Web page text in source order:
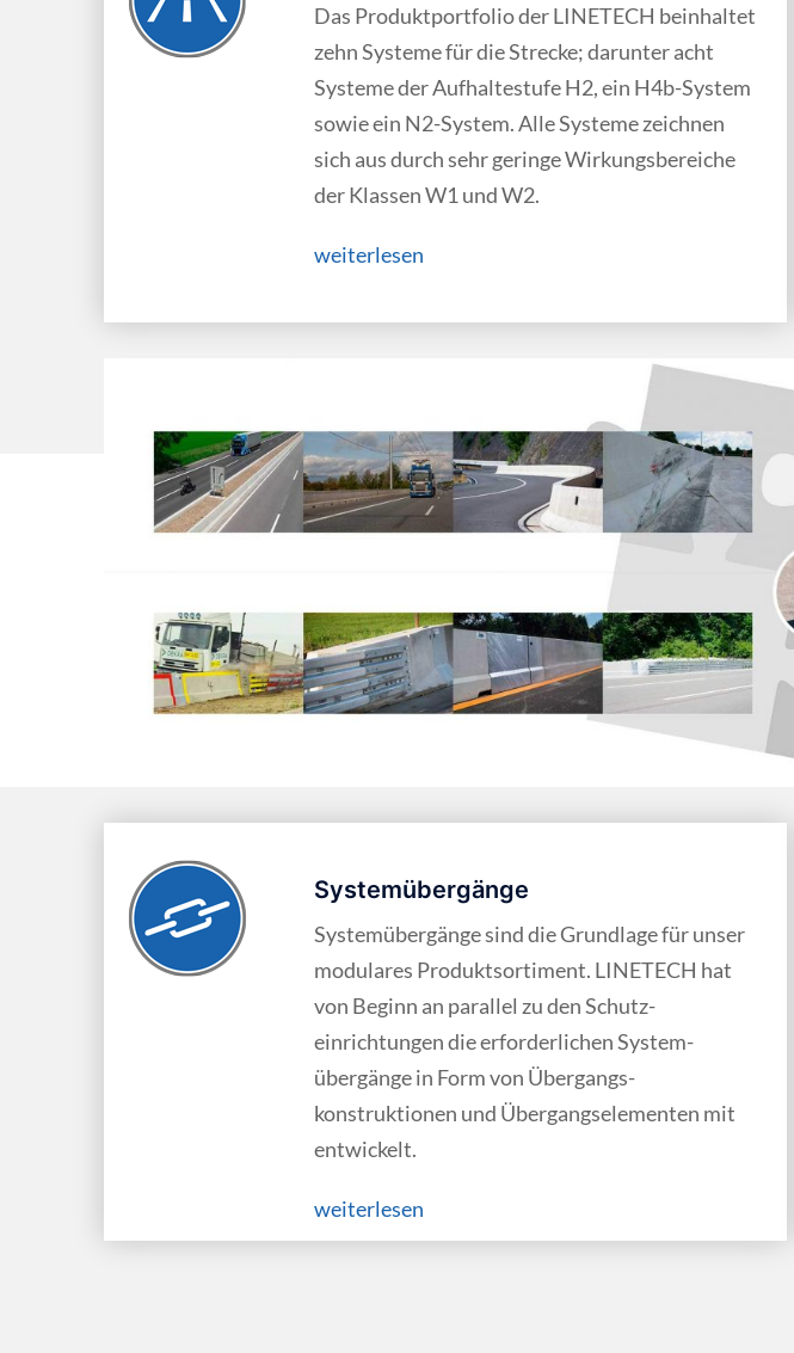
Das Produktportfolio der LINETECH beinhaltet
zehn Systeme für die Strecke; darunter acht
Systeme der Aufhalte­stufe H2, ein H4b-System
sowie ein N2-System. Alle Systeme zeichnen
sich aus durch sehr geringe Wirkungs­bereiche
der Klassen W1 und W2.
weiterlesen
Systemübergänge
Systemübergänge sind die Grundlage für unser
modulares Produkt­sortiment. LINETECH hat
von Beginn an parallel zu den Schutz­
einrichtungen die erforderlichen System­
übergänge in Form von Übergangs­
konstruktionen und Übergangs­elementen mit
entwickelt.
weiterlesen